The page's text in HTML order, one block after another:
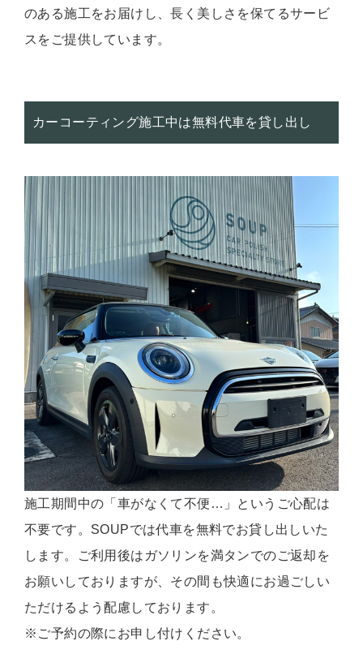
のある施工をお届けし、長く美しさを保てるサービ
スをご提供しています。
カーコーティング施工中は無料代車を貸し出し
施工期間中の「車がなくて不便…」というご心配は
不要です。SOUPでは代車を無料でお貸し出しいた
します。ご利用後はガソリンを満タンでのご返却を
お願いしておりますが、その間も快適にお過ごしい
ただけるよう配慮しております。
※ご予約の際にお申し付けください。